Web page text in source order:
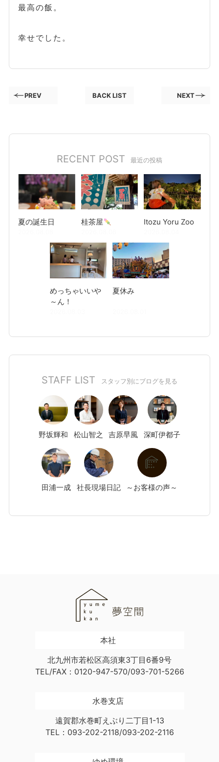
最高の飯。
幸せでした。
PREV BACK LIST NEXT
RECENT POST 最近の投稿
夏の誕生日 桂茶屋 Itozu Yoru Zoo
めっちゃいいや
～ん！
夏休み
STAFF LIST スタッフ別にブログを見る
野坂輝和 松山智之 吉原早風 深町伊都子
田浦一成 社長現場日記 ～お客様の声～
本社
北九州市若松区高須東3丁目6番9号
TEL/FAX：0120-947-570/093-701-5266
水巻支店
遠賀郡水巻町えぶり二丁目1-13
TEL：093-202-2118/093-202-2116